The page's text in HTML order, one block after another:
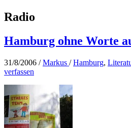
Radio
Hamburg ohne Worte
31/8/2006 /Markus /Hamburg,
verfassen